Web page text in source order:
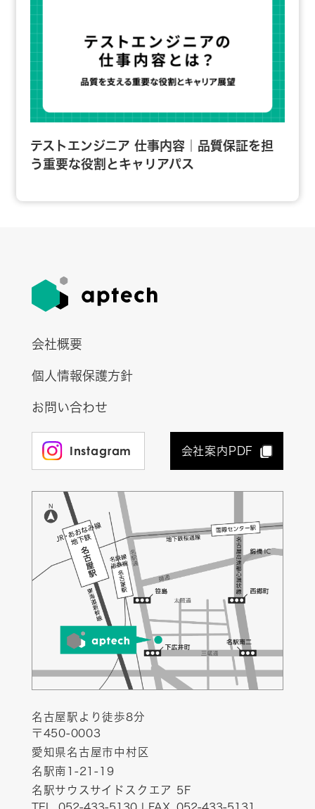
テストエンジニア 仕事内容｜品質保証を担
う重要な役割とキャリアパス
会社概要
個人情報保護方針
お問い合わせ
Instagram 会社案内PDF
名古屋駅より徒歩8分
〒450-0003
愛知県名古屋市中村区
名駅南1-21-19
名駅サウスサイドスクエア 5F
TEL. 052-433-5130 | FAX. 052-433-5131